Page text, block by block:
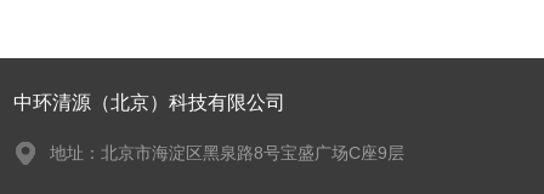
中环清源（北京）科技有限公司
地址：北京市海淀区黑泉路8号宝盛广场C座9层